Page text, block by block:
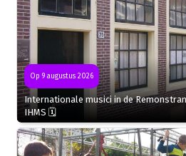
Op 9 augustus 2026
Internationale musici in de
IHMS 🗓